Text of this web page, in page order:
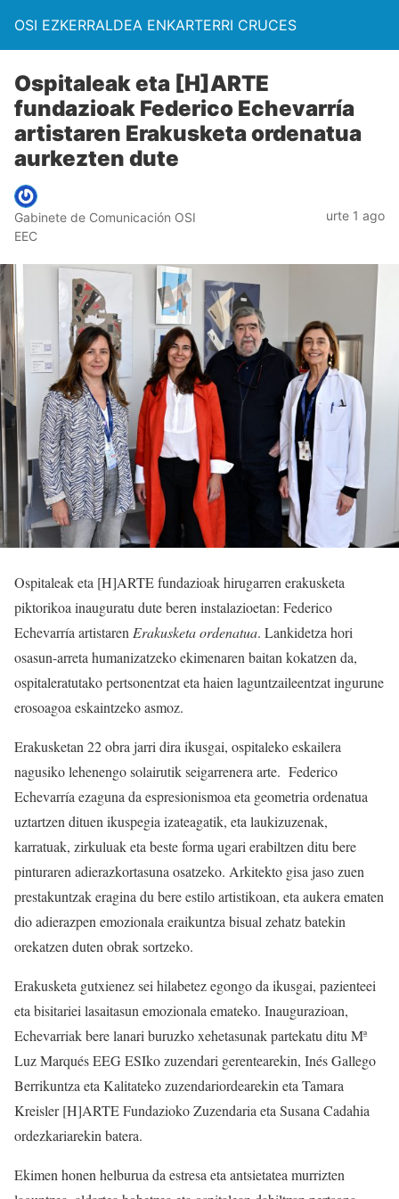
OSI EZKERRALDEA ENKARTERRI CRUCES
Ospitaleak eta [H]ARTE
fundazioak Federico Echevarría
artistaren Erakusketa ordenatua
aurkezten dute
Gabinete de Comunicación OSI
EEC
urte 1 ago
Ospitaleak eta [H]ARTE fundazioak hirugarren erakusketa
piktorikoa inauguratu dute beren instalazioetan: Federico
Echevarría artistaren Erakusketa ordenatua. Lankidetza hori
osasun-arreta humanizatzeko ekimenaren baitan kokatzen da,
ospitaleratutako pertsonentzat eta haien laguntzaileentzat ingurune
erosoagoa eskaintzeko asmoz.
Erakusketan 22 obra jarri dira ikusgai, ospitaleko eskailera
nagusiko lehenengo solairutik seigarrenera arte. Federico
Echevarría ezaguna da espresionismoa eta geometria ordenatua
uztartzen dituen ikuspegia izateagatik, eta laukizuzenak,
karratuak, zirkuluak eta beste forma ugari erabiltzen ditu bere
pinturaren adierazkortasuna osatzeko. Arkitekto gisa jaso zuen
prestakuntzak eragina du bere estilo artistikoan, eta aukera ematen
dio adierazpen emozionala eraikuntza bisual zehatz batekin
orekatzen duten obrak sortzeko.
Erakusketa gutxienez sei hilabetez egongo da ikusgai, pazienteei
eta bisitariei lasaitasun emozionala emateko. Inaugurazioan,
Echevarriak bere lanari buruzko xehetasunak partekatu ditu Mª
Luz Marqués EEG ESIko zuzendari gerentearekin, Inés Gallego
Berrikuntza eta Kalitateko zuzendariordearekin eta Tamara
Kreisler [H]ARTE Fundazioko Zuzendaria eta Susana Cadahia
ordezkariarekin batera.
Ekimen honen helburua da estresa eta antsietatea murrizten